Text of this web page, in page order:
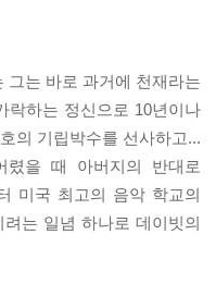
그는 바로 과거에 천재라는
락하는 정신으로 10년이나
의 기립박수를 선사하고...
렸을 때 아버지의 반대로
미국 최고의 음악 학교의
는 일념 하나로 데이빗의